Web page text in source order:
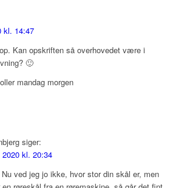
kl. 14:47
Kan opskriften så overhovedet være i
🙂
mandag morgen
siger:
kl. 20:34
ved jeg jo ikke, hvor stor din skål er, men